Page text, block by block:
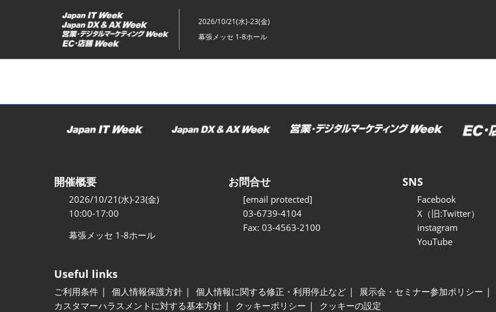
ッ
2026/10/21(水)-23(金)
幕張メッセ 1-8ホール
開催概要
2026/10/21(水)-23(金)
10:00-17:00
幕張メッセ 1-8ホール
お問合せ
[email protected]
03-6739-4104
Fax: 03-4563-2100
SNS
Facebook
X（旧:Twitter）
instagram
YouTube
Useful links
ご利用条件 個人情報保護方針 個人情報に関する修正・利用停止など 展示会・セミナー参加ポリシー
カスタマーハラスメントに対する基本方針
クッキーポリシー クッキーの設定